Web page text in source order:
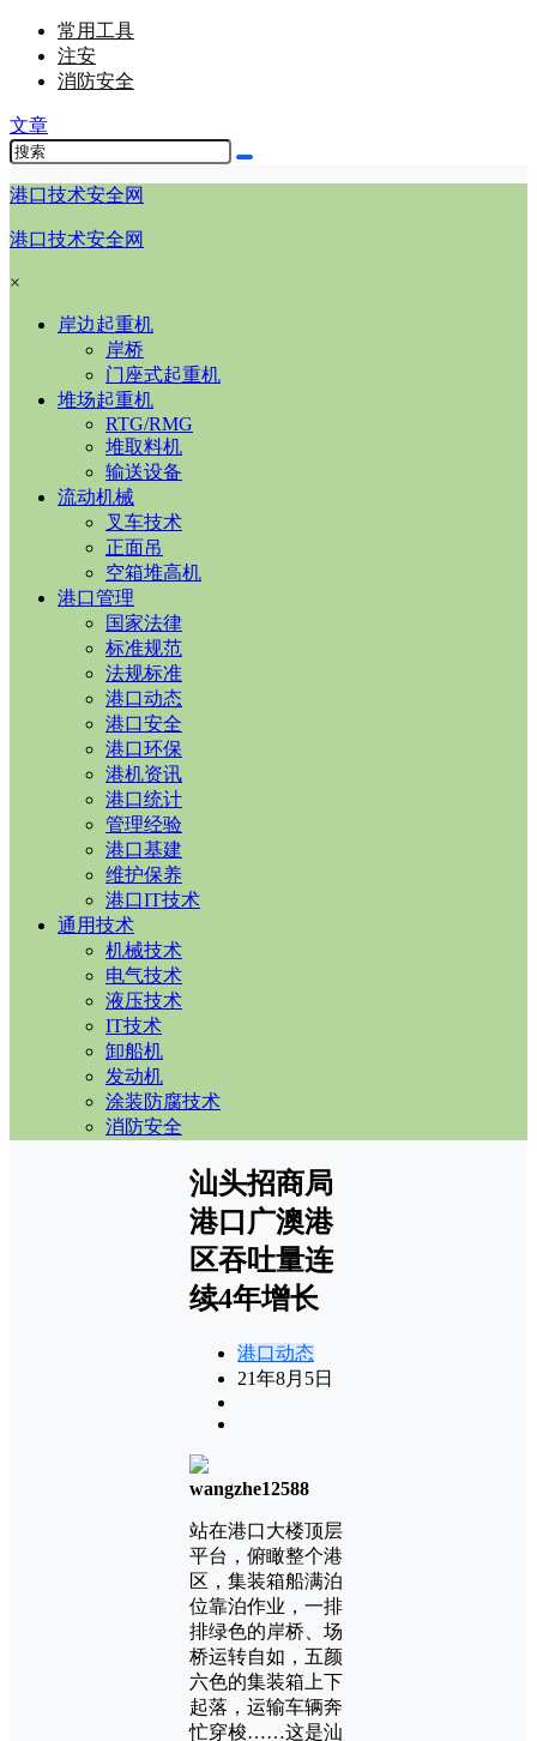
常用工具
注安
消防安全
文章
港口技术安全网
港口技术安全网
×
岸边起重机
岸桥
门座式起重机
堆场起重机
RTG/RMG
堆取料机
输送设备
流动机械
叉车技术
正面吊
空箱堆高机
港口管理
国家法律
标准规范
法规标准
港口动态
港口安全
港口环保
港机资讯
港口统计
管理经验
港口基建
维护保养
港口IT技术
通用技术
机械技术
电气技术
液压技术
IT技术
卸船机
发动机
涂装防腐技术
消防安全
汕头招商局
港口广澳港
区吞吐量连
续4年增长
港口动态
21年8月5日
wangzhe12588
站在港口大楼顶层
平台，俯瞰整个港
区，集装箱船满泊
位靠泊作业，一排
排绿色的岸桥、场
桥运转自如，五颜
六色的集装箱上下
起落，运输车辆奔
忙穿梭……这是汕